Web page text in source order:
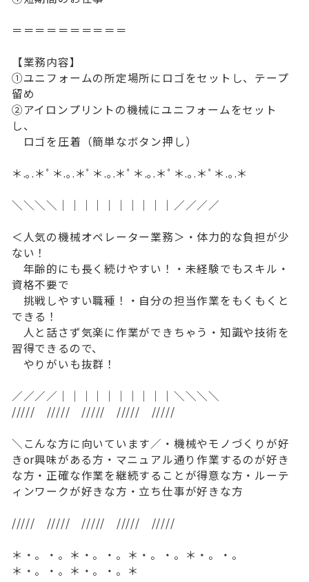
＝＝＝＝＝＝＝＝＝＝
【業務内容】
①ユニフォームの所定場所にロゴをセットし、テープ
留め
②アイロンプリントの機械にユニフォームをセット
し、
ロゴを圧着（簡単なボタン押し）
＊.｡.＊ﾟ＊.｡.＊ﾟ＊.｡.＊ﾟ＊.｡.＊ﾟ＊.｡.＊ﾟ＊.｡.＊
＼＼＼＼｜｜｜｜｜｜｜｜｜｜／／／／
＜人気の機械オペレーター業務＞・体力的な負担が少
ない！
年齢的にも長く続けやすい！・未経験でもスキル・
資格不要で
挑戦しやすい職種！・自分の担当作業をもくもくと
できる！
人と話さず気楽に作業ができちゃう・知識や技術を
習得できるので、
やりがいも抜群！
／／／／｜｜｜｜｜｜｜｜｜｜＼＼＼＼
///// ///// ///// ///// /////
＼こんな方に向いています／・機械やモノづくりが好
きor興味がある方・マニュアル通り作業するのが好き
な方・正確な作業を継続することが得意な方・ルーテ
ィンワークが好きな方・立ち仕事が好きな方
///// ///// ///// ///// /////
＊・。・。＊・。・。＊・。・。＊・。・。
＊・。・。＊・。・。＊